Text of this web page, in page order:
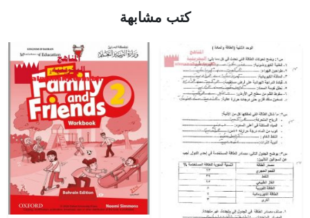
كتب مشابهة